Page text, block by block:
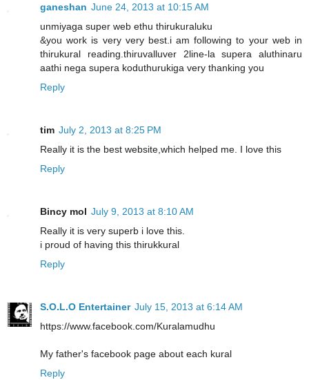
ganeshan June 24, 2013 at 10:15 AM
unmiyaga super web ethu thirukuraluku
&you work is very very best.i am following to your web in
thirukural reading.thiruvalluver 2line-la supera aluthinaru
aathi nega supera koduthurukiga very thanking you
Reply
tim July 2, 2013 at 8:25 PM
Really it is the best website,which helped me. I love this
Reply
Bincy mol July 9, 2013 at 8:10 AM
Really it is very superb i love this.
i proud of having this thirukkural
Reply
S.O.L.O Entertainer July 15, 2013 at 6:14 AM
https://www.facebook.com/Kuralamudhu
My father's facebook page about each kural
Reply